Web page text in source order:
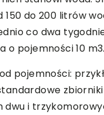
150 do 200 litrów
co dwa
o pojemności 10
pojemności:
dwu i